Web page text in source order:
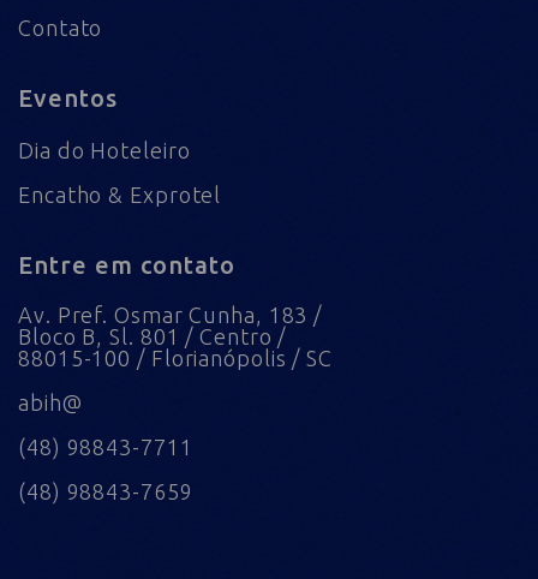
Contato
Eventos
Dia do Hoteleiro
Encatho & Exprotel
Entre em contato
Av. Pref. Osmar Cunha, 183 /
Bloco B, Sl. 801 / Centro /
88015-100 / Florianópolis / SC
abih@
(48) 98843-7711
(48) 98843-7659